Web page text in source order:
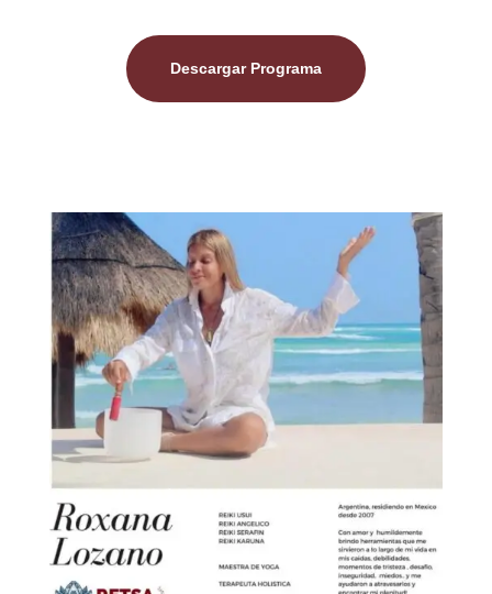
Descargar Programa